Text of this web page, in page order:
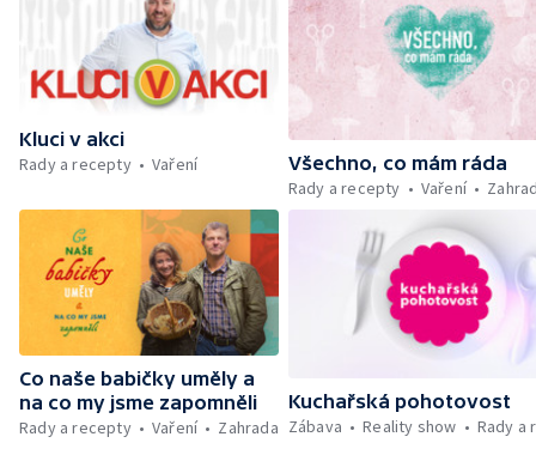
Kluci v akci
Rady a recepty
Vaření
Všechno, co mám ráda
Rady a recepty
Vaření
Co naše babičky uměly a
na co my jsme zapomněli
Rady a recepty
Vaření Zahrada
Kuchařská pohotovost
Zábava
Reality show Rady a